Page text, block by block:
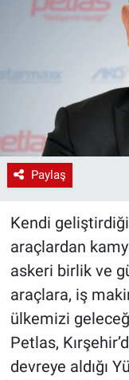
Paylaş
Kendi
araçlardan
askeri birlik ve
araçlara, iş
ülkemizi
Petlas,
devreye aldığı